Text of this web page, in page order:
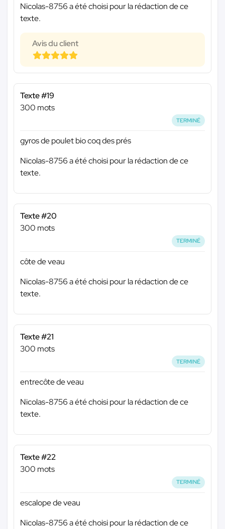
Nicolas-8756 a été choisi pour la rédaction de ce
texte.
Avis du client
Texte #19
300 mots
TERMINÉ
gyros de poulet bio coq des prés
Nicolas-8756 a été choisi pour la rédaction de ce
texte.
Texte #20
300 mots
TERMINÉ
côte de veau
Nicolas-8756 a été choisi pour la rédaction de ce
texte.
Texte #21
300 mots
TERMINÉ
entrecôte de veau
Nicolas-8756 a été choisi pour la rédaction de ce
texte.
Texte #22
300 mots
TERMINÉ
escalope de veau
Nicolas-8756 a été choisi pour la rédaction de ce